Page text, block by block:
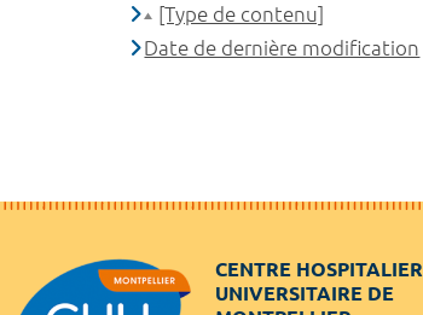
[Type de contenu]
Date de dernière modification
CENTRE HOSPITALIER
UNIVERSITAIRE DE